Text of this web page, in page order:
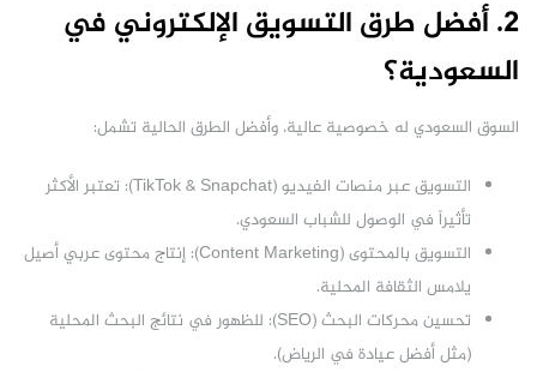
2. أفضل طرق التسويق الإلكتروني في
السعودية؟
السوق السعودي له خصوصية عالية، وأفضل الطرق الحالية تشمل:
التسويق عبر منصات الفيديو (TikTok & Snapchat): تعتبر الأكثر
تأثيراً في الوصول للشباب السعودي.
التسويق بالمحتوى (Content Marketing): إنتاج محتوى عربي أصيل
يلامس الثقافة المحلية.
تحسين محركات البحث (SEO): للظهور في نتائج البحث المحلية
(مثل أفضل عيادة في الرياض).